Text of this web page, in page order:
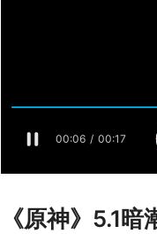
《原神》5.1